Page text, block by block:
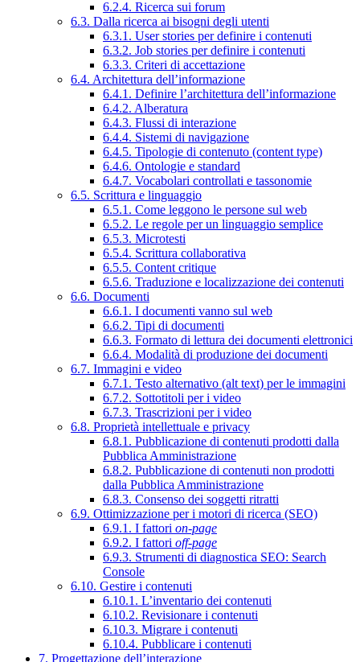
6.2.4. Ricerca sui forum
6.3. Dalla ricerca ai bisogni degli utenti
6.3.1. User stories per definire i contenuti
6.3.2. Job stories per definire i contenuti
6.3.3. Criteri di accettazione
6.4. Architettura dell’informazione
6.4.1. Definire l’architettura dell’informazione
6.4.2. Alberatura
6.4.3. Flussi di interazione
6.4.4. Sistemi di navigazione
6.4.5. Tipologie di contenuto (content type)
6.4.6. Ontologie e standard
6.4.7. Vocabolari controllati e tassonomie
6.5. Scrittura e linguaggio
6.5.1. Come leggono le persone sul web
6.5.2. Le regole per un linguaggio semplice
6.5.3. Microtesti
6.5.4. Scrittura collaborativa
6.5.5. Content critique
6.5.6. Traduzione e localizzazione dei contenuti
6.6. Documenti
6.6.1. I documenti vanno sul web
6.6.2. Tipi di documenti
6.6.3. Formato di lettura dei documenti elettronici
6.6.4. Modalità di produzione dei documenti
6.7. Immagini e video
6.7.1. Testo alternativo (alt text) per le immagini
6.7.2. Sottotitoli per i video
6.7.3. Trascrizioni per i video
6.8. Proprietà intellettuale e privacy
6.8.1. Pubblicazione di contenuti prodotti dalla
Pubblica Amministrazione
6.8.2. Pubblicazione di contenuti non prodotti
dalla Pubblica Amministrazione
6.8.3. Consenso dei soggetti ritratti
6.9. Ottimizzazione per i motori di ricerca (SEO)
6.9.1. I fattori on-page
6.9.2. I fattori off-page
6.9.3. Strumenti di diagnostica SEO: Search
Console
6.10. Gestire i contenuti
6.10.1. L’inventario dei contenuti
6.10.2. Revisionare i contenuti
6.10.3. Migrare i contenuti
6.10.4. Pubblicare i contenuti
7. Progettazione dell’interazione